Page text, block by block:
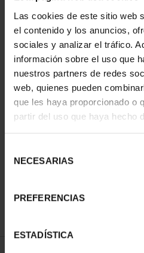
Las cookies de este sitio web
el contenido y los anuncios,
sociales y analizar el tráfico.
información sobre el uso que
nuestros partners de redes
web, quienes pueden
que les haya proporcionado o
partir del uso que haya hecho
NECESARIAS
PREFERENCIAS
ESTADÍSTICA
CENTENARIO DE
SOROLLA (2023) ONZA
153,00 €